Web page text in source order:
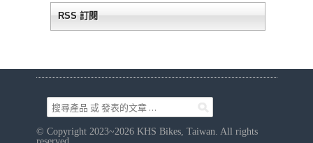
RSS 訂閱
© Copyright 2023~2026 KHS Bikes, Taiwan. All rights